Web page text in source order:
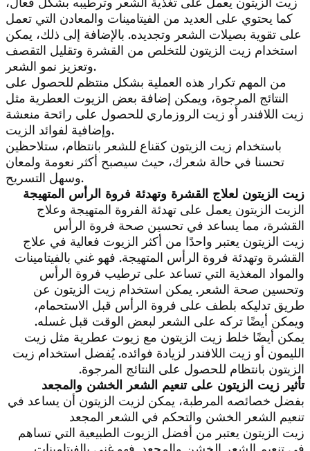
كما يحتوي على العديد من الفيتامينات والمعادن التي تعمل
على تقوية بصيلات الشعر وتجديده. بالإضافة إلى ذلك، يمكن
استخدام زيت الزيتون للتخلص من القشرة وتقليل التقصف
وتعزيز نمو الشعر.
من المهم تكرار هذه العملية بشكل منتظم للحصول على
النتائج المرجوة، ويمكن إضافة بعض الزيوت العطرية مثل
زيت اللافندر أو زيت الروزماري للحصول على رائحة منعشة
وإضافية لفوائد الزيت.
باستخدام زيت الزيتون كقناع للشعر بانتظام، ستلاحظين
تحسنا في حالة شعرك، حيث سيصبح أكثر نعومة ولمعان
وسهل التسريح.
زيت الزيتون لعلاج القشرة وتهدئة فروة الرأس المتهيجة
الزيت الزيتون يعمل على تهدئة الفروة المتهيجة وعلاج
القشرة، مما يساعد في تحسين صحة فروة الرأس
زيت الزيتون يعتبر واحدًا من أكثر الزيوت فعالية في علاج
القشرة وتهدئة فروة الرأس المتهيجة. فهو غني بالفيتامينات
والمواد المغذية التي تساعد على ترطيب فروة الرأس
وتحسين صحة الشعر. يمكن استخدام زيت الزيتون عن
طريق تدليكه بلطف على فروة الرأس قبل الاستحمام،
ويمكن أيضًا تركه على الشعر لبعض الوقت قبل غسله.
يمكن أيضًا خلط زيت الزيتون مع زيوت عطرية مثل زيت
الليمون أو زيت اللافندر لزيادة فوائده. يُفضل استخدام زيت
الزيتون بانتظام للحصول على النتائج المرجوة.
تأثير زيت الزيتون على تنعيم الشعر الخشن والمجعد
بفضل خصائصه المرطبة، يمكن لزيت الزيتون أن يساعد في
تنعيم الشعر الخشن والتحكم في الشعر المجعد
زيت الزيتون يعتبر من أفضل الزيوت الطبيعية التي تساهم